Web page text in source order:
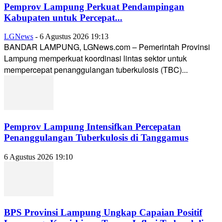
Pemprov Lampung Perkuat Pendampingan
Kabupaten untuk Percepat...
LGNews - 6 Agustus 2026 19:13
BANDAR LAMPUNG, LGNews.com – Pemerintah Provinsi
Lampung memperkuat koordinasi lintas sektor untuk
mempercepat penanggulangan tuberkulosis (TBC)...
Pemprov Lampung Intensifkan Percepatan
Penanggulangan Tuberkulosis di Tanggamus
6 Agustus 2026 19:10
BPS Provinsi Lampung Ungkap Capaian Positif